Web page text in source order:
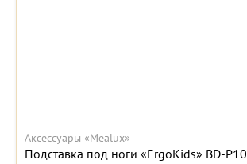
Аксессуары «Mealux»
Подставка под ноги «ErgoKids» BD-P10